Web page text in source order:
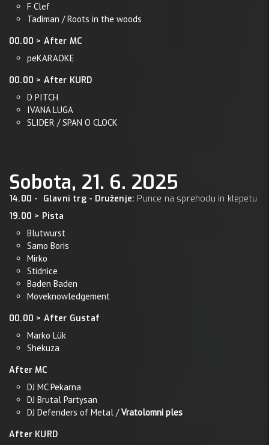
F Clef
Tadiman / Roots in the woods
00.00 > After MC
peKARAOKE
00.00 > After KURD
D PITCH
IVANA LUGA
SLIDER / SPAN O CLOCK
Sobota, 21. 6. 2025
14.00 - Glavni trg - Druženje: Punce na sprehodu in klepetu
19.00 > Pista
Blutwurst
Samo Boris
Mirko
Stidnice
Baden Baden
Moveknowledgement
00.00 > After Gustaf
Marko Lük
Shekuza
After MC
DJ MC Pekarna
DJ Brutal Partysan
DJ Defenders of Metal /Vratolomni ples
After KURD